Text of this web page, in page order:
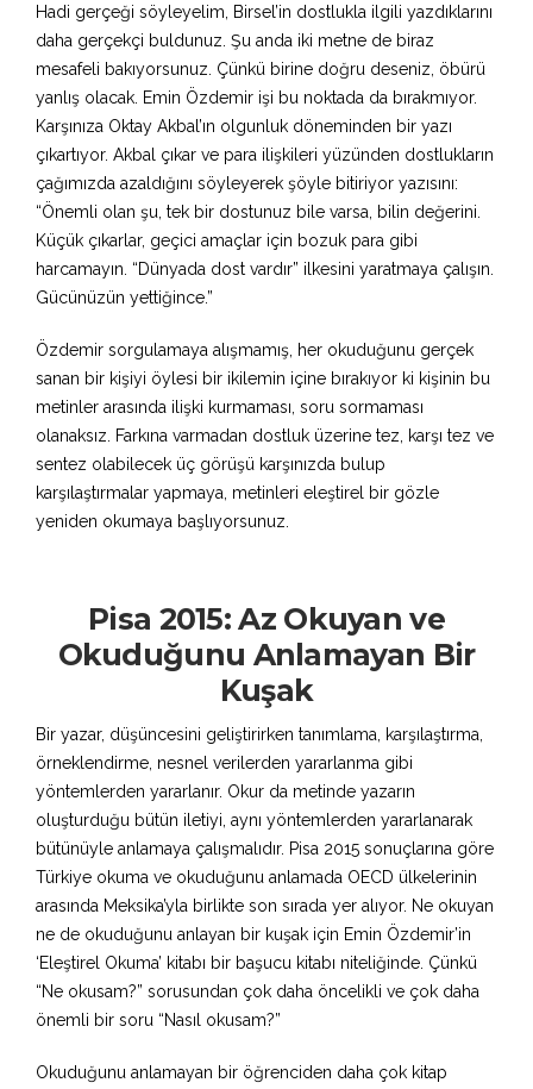
Hadi gerçeği söyleyelim, Birsel’in dostlukla ilgili yazdıklarını
daha gerçekçi buldunuz. Şu anda iki metne de biraz
mesafeli bakıyorsunuz. Çünkü birine doğru deseniz, öbürü
yanlış olacak. Emin Özdemir işi bu noktada da bırakmıyor.
Karşınıza Oktay Akbal’ın olgunluk döneminden bir yazı
çıkartıyor. Akbal çıkar ve para ilişkileri yüzünden dostlukların
çağımızda azaldığını söyleyerek şöyle bitiriyor yazısını:
“Önemli olan şu, tek bir dostunuz bile varsa, bilin değerini.
Küçük çıkarlar, geçici amaçlar için bozuk para gibi
harcamayın. “Dünyada dost vardır” ilkesini yaratmaya çalışın.
Gücünüzün yettiğince.”
Özdemir sorgulamaya alışmamış, her okuduğunu gerçek
sanan bir kişiyi öylesi bir ikilemin içine bırakıyor ki kişinin bu
metinler arasında ilişki kurmaması, soru sormaması
olanaksız. Farkına varmadan dostluk üzerine tez, karşı tez ve
sentez olabilecek üç görüşü karşınızda bulup
karşılaştırmalar yapmaya, metinleri eleştirel bir gözle
yeniden okumaya başlıyorsunuz.
Pisa 2015: Az Okuyan ve
Okuduğunu Anlamayan Bir
Kuşak
Bir yazar, düşüncesini geliştirirken tanımlama, karşılaştırma,
örneklendirme, nesnel verilerden yararlanma gibi
yöntemlerden yararlanır. Okur da metinde yazarın
oluşturduğu bütün iletiyi, aynı yöntemlerden yararlanarak
bütünüyle anlamaya çalışmalıdır. Pisa 2015 sonuçlarına göre
Türkiye okuma ve okuduğunu anlamada OECD ülkelerinin
arasında Meksika’yla birlikte son sırada yer alıyor. Ne okuyan
ne de okuduğunu anlayan bir kuşak için Emin Özdemir’in
‘Eleştirel Okuma’ kitabı bir başucu kitabı niteliğinde. Çünkü
“Ne okusam?” sorusundan çok daha öncelikli ve çok daha
önemli bir soru “Nasıl okusam?”
Okuduğunu anlamayan bir öğrenciden daha çok kitap